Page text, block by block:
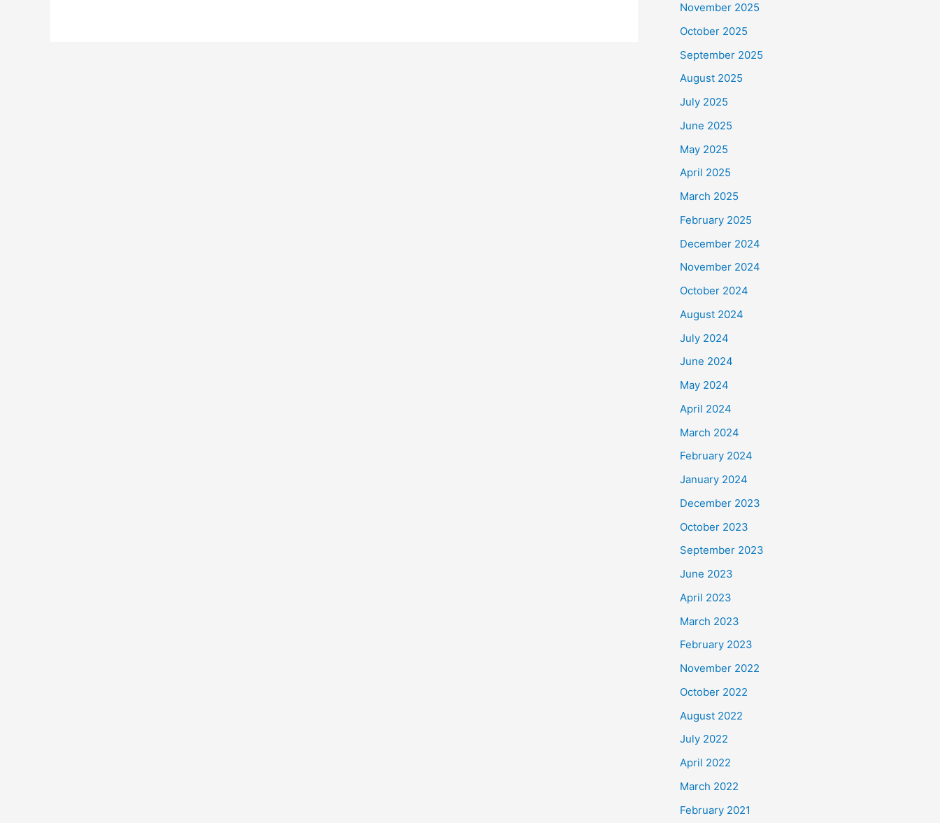
November 2025
October 2025
September 2025
August 2025
July 2025
June 2025
May 2025
April 2025
March 2025
February 2025
December 2024
November 2024
October 2024
August 2024
July 2024
June 2024
May 2024
April 2024
March 2024
February 2024
January 2024
December 2023
October 2023
September 2023
June 2023
April 2023
March 2023
February 2023
November 2022
October 2022
August 2022
July 2022
April 2022
March 2022
February 2021